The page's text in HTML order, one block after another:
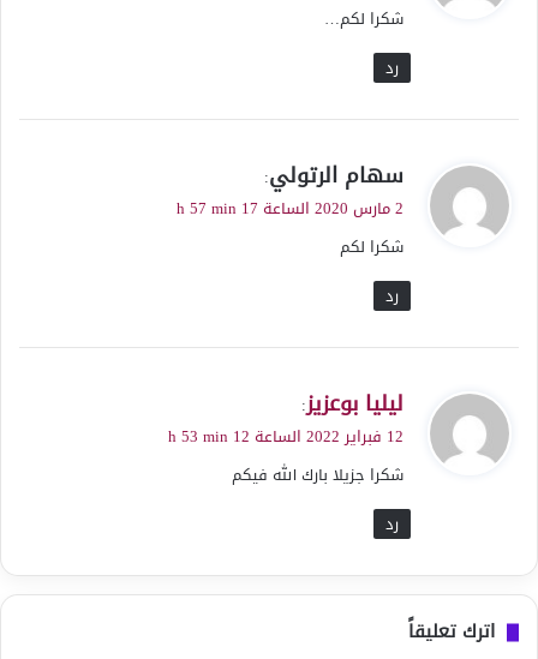
ل
شكرا لكم…
رد
ي
ق
ل
سهام الرتولي:
2 مارس 2020 الساعة 17 h 57 min
شكرا لكم
رد
ي
ق
ل
ليليا بوعزيز:
12 فبراير 2022 الساعة 12 h 53 min
شكرا جزيلا بارك الله فيكم
رد
اترك تعليقاً